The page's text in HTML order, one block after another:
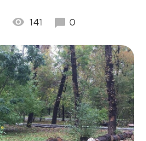
141 0